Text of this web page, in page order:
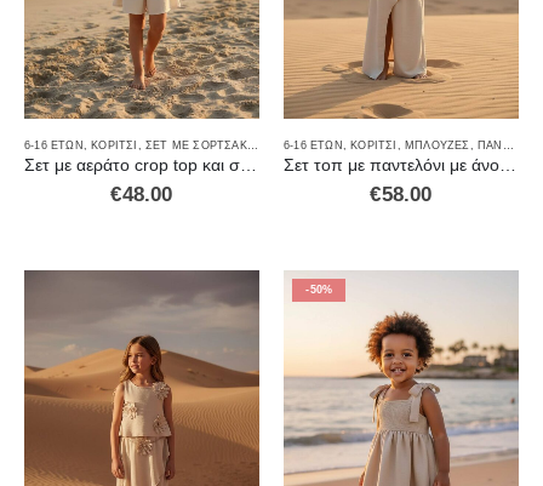
6-16 ΕΤΏΝ ΚΟΡΊΤΣΙ ,ΣΕΤ ΜΕ ΣΟΡΤΣΑΚΙ ΣΕΤ ΡΟΎΧΑ
€48.00
6-16 ΕΤΏΝ ΚΟΡΊΤΣΙ ΜΠΛΟΎΖΕΣ ΠΑΝΤΕΛΌΝΙΑ
€58.00
-50%